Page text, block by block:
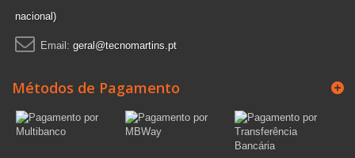
nacional)
Email: geral@tecnomartins.pt
Métodos de Pagamento